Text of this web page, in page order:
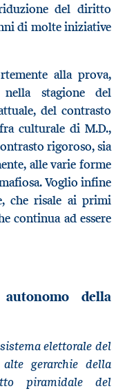
del diritto
di molte iniziative
alla prova,
stagione del
del contrasto
culturale di M.D.,
rigoroso, sia
alle varie forme
Voglio infine
che risale ai primi
continua ad essere
della
elettorale del
gerarchie della
piramidale del